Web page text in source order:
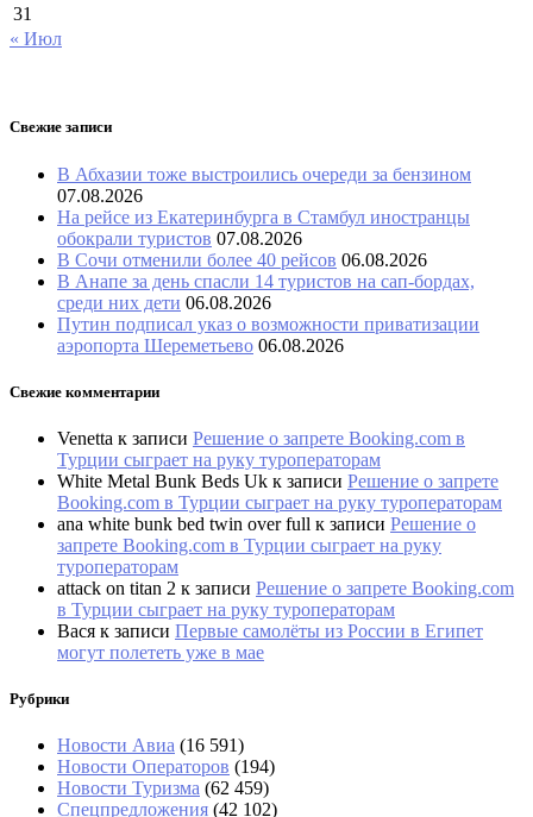
31
« Июл
Свежие записи
В Абхазии тоже выстроились очереди за бензином
07.08.2026
На рейсе из Екатеринбурга в Стамбул иностранцы
обокрали туристов 07.08.2026
В Сочи отменили более 40 рейсов 06.08.2026
В Анапе за день спасли 14 туристов на сап-бордах,
среди них дети 06.08.2026
Путин подписал указ о возможности приватизации
аэропорта Шереметьево 06.08.2026
Свежие комментарии
Venetta к записи Решение о запрете Booking.com в
Турции сыграет на руку туроператорам
White Metal Bunk Beds Uk к записи Решение о запрете
Booking.com в Турции сыграет на руку туроператорам
ana white bunk bed twin over full к записи Решение о
запрете Booking.com в Турции сыграет на руку
туроператорам
attack on titan 2 к записи Решение о запрете Booking.com
в Турции сыграет на руку туроператорам
Вася к записи Первые самолёты из России в Египет
могут полететь уже в мае
Рубрики
Новости Авиа (16 591)
Новости Операторов (194)
Новости Туризма (62 459)
Спецпредложения (42 102)